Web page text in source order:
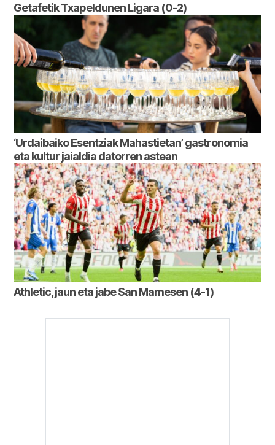
Getafetik Txapeldunen Ligara (0-2)
‘Urdaibaiko Esentziak Mahastietan’ gastronomia
eta kultur jaialdia datorren astean
Athletic, jaun eta jabe San Mamesen (4-1)